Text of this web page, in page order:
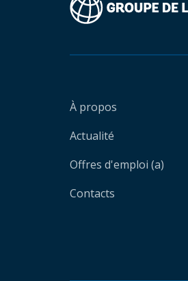
À propos
Actualité
Offres d'emploi (a)
Contacts